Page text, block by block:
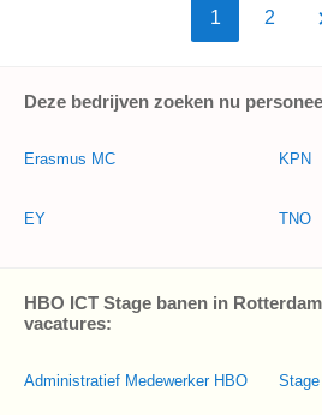
1 2
Deze bedrijven zoeken nu
Erasmus MC
EY
KPN
TNO
HBO ICT Stage banen in
vacatures:
Administratief Medewerker HBO Stage